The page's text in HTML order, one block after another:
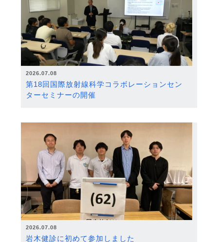
2026.07.08
第18回国際放射線科学コラボレーションセン
ターセミナーの開催
2026.07.08
岩木健診に初めて参加しました